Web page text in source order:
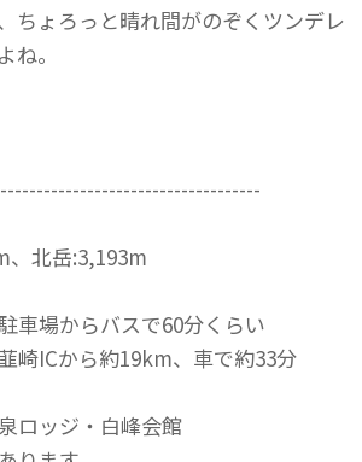
ちょろっと晴れ間がのぞくツンデレ
ね。
北岳:3,193m
場からバスで60分くらい
ICから約19km、車で約33分
ッジ・白峰会館